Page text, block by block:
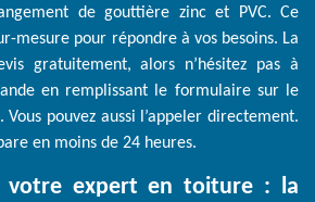
de gouttière zinc et PVC. Ce
mesure pour répondre à vos besoins. La
gratuitement, alors n’hésitez pas à
en remplissant le formulaire sur le
pouvez aussi l’appeler directement.
en moins de 24 heures.
votre expert en toiture : la